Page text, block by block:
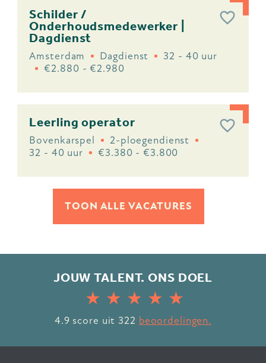
Schilder /
Onderhoudsmedewerker |
Dagdienst
Amsterdam Dagdienst
32 - 40 uur
€2.880 - €2.980
Leerling operator
Bovenkarspel
2-ploegendienst
32 - 40 uur
€3.380 - €3.800
TOON ALLE VACATURES
JOUW TALENT. ONS DOEL
4.9 score uit 322 beoordelingen.